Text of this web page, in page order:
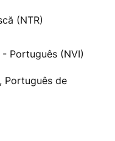
(NTR)
Português (NVI)
Português de